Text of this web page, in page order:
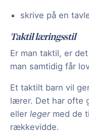
skrive på en
Taktil læringsstil
Er man taktil, er
man samtidig får
Et taktilt barn vil
lærer. Det har ofte
eller leger med de
rækkevidde.